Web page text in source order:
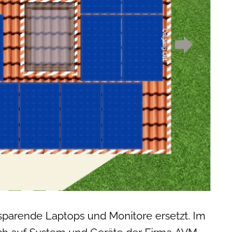
Laptops und Monitore ersetzt. Im